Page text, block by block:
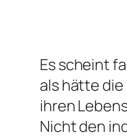
Es scheint
als hätte
ihren
Nicht den